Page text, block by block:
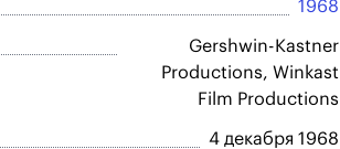
1968
Gershwin-Kastner
Productions, Winkast
Film Productions
4 декабря 1968